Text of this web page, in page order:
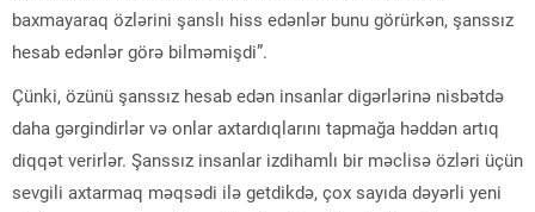
baxmayaraq özlərini şanslı hiss edənlər bunu görürkən, şanssız
hesab edənlər görə bilməmişdi”.
Çünki, özünü şanssız hesab edən insanlar digərlərinə nisbətdə
daha gərgindirlər və onlar axtardıqlarını tapmağa həddən artıq
diqqət verirlər. Şanssız insanlar izdihamlı bir məclisə özləri üçün
sevgili axtarmaq məqsədi ilə getdikdə, çox sayıda dəyərli yeni